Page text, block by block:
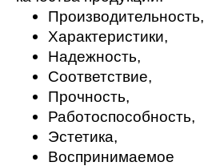
Производительность,
Характеристики,
Надежность,
Соответствие,
Прочность,
Работоспособность,
Эстетика,
Воспринимаемое